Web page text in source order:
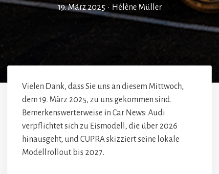
19. März 2025 • Hélène Müller
Vielen Dank, dass Sie uns an diesem Mittwoch,
dem 19. März 2025, zu uns gekommen sind.
Bemerkenswerterweise in Car News: Audi
verpflichtet sich zu Eismodell, die über 2026
hinausgeht, und CUPRA skizziert seine lokale
Modellrollout bis 2027.